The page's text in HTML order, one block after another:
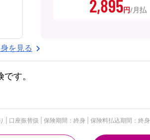
2,895円
を見る
す。
| 口座振替扱 | 保険期間：終身 | 保険料払込期間：終身